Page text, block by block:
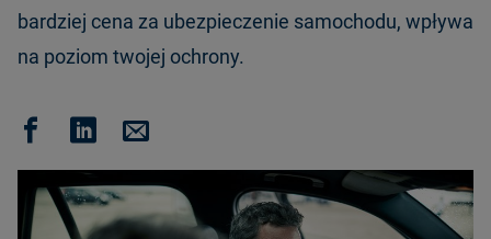
bardziej cena za ubezpieczenie samochodu, wpływa
na poziom twojej ochrony.